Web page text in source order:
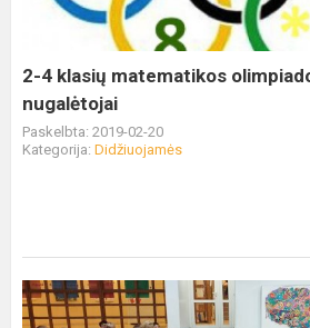
2-4 klasių matematikos
nugalėtojai
Paskelbta: 2019-02-20
Kategorija: Didžiuojamės